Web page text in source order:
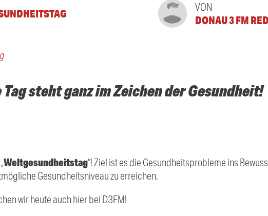
VON
DONAU 3 FM
steht ganz im Zeichen der Gesundheit!
Weltgesundheitstag“! Ziel ist es die Gesundheitsprobleme ins
Gesundheitsniveau zu erreichen.
wir heute auch hier bei D3FM!